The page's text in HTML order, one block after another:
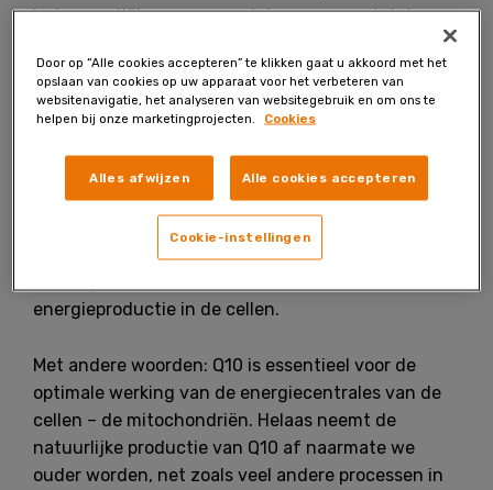
het essentiële co-enzym dat ervoor zorgt dat onze
Probeer het 4 maanden voor de halve
De eigen productie van Q10 bereikt een piek rond
geleidelijk af met de leeftijd. Het lichaam is
energieproductie in de cellen.
Met andere woorden: Q10 is essentieel voor de
optimale werking van de energiecentrales van de
cellen – de mitochondriën. Helaas neemt de
natuurlijke productie van Q10 af naarmate we
ouder worden, net zoals veel andere processen in
Door op “Alle cookies accepteren” te klikken gaat u akkoord met het
opslaan van cookies op uw apparaat voor het verbeteren van
websitenavigatie, het analyseren van websitegebruik en om ons te
helpen bij onze marketingprojecten.
Cookies
Alles afwijzen Alle cookies accepteren
Cookie-instellingen